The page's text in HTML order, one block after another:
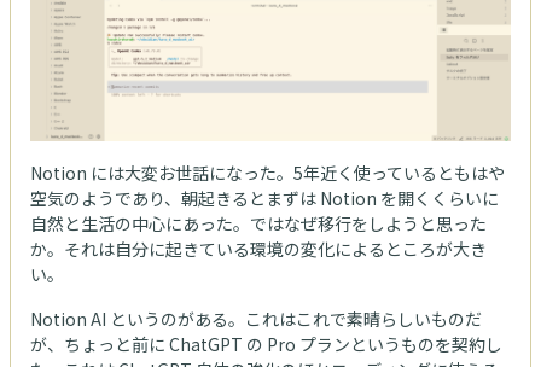
Notion には大変お世話になった。5年近く使っているともはや
空気のようであり、朝起きるとまずは Notion を開くくらいに
自然と生活の中心にあった。ではなぜ移行をしようと思った
か。それは自分に起きている環境の変化によるところが大き
い。
Notion AI というのがある。これはこれで素晴らしいものだ
が、ちょっと前に ChatGPT の Pro プランというものを契約し